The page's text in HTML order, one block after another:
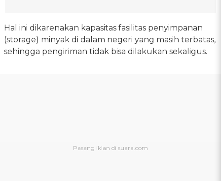
Hal ini dikarenakan kapasitas fasilitas penyimpanan
(storage) minyak di dalam negeri yang masih terbatas,
sehingga pengiriman tidak bisa dilakukan sekaligus.